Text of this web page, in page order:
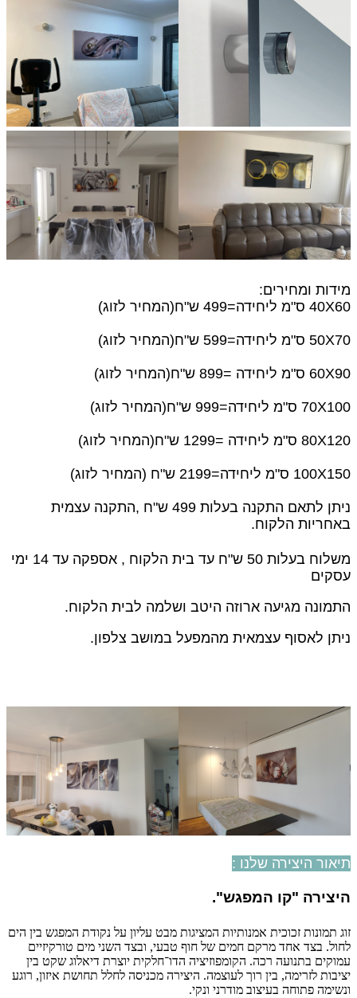
מידות ומחירים:
40X60 ס"מ
ליחידה=499 ש"ח(המחיר לזוג)
50X70 ס"מ ליחידה=599 ש"ח(המחיר לזוג)
60X90 ס"מ ליחידה =899 ש"ח(המחיר לזוג)
70X100 ס"מ ליחידה=999 ש"ח(המחיר לזוג)
80X120 ס"מ ליחידה =1299 ש"ח(המחיר לזוג)
100X150 ס"מ ליחידה=2199 ש"ח (המחיר לזוג)
ניתן לתאם התקנה בעלות 499 ש"ח ,
התקנה עצמית
באחריות הלקוח.
משלוח בעלות 50 ש"ח עד בית הלקוח , אספקה עד 14 ימי
עסקים
התמונה מגיעה ארוזה היטב ושלמה לבית הלקוח.
ניתן לאסוף עצמאית מהמפעל במושב צלפון.
תיאור היצירה שלנו :
היצירה "קו המפגש".
זוג תמונות זכוכית אמנותיות המציגות מבט עליון על נקודת המפגש בין הים
לחול. בצד אחד מרקם חמים של חוף טבעי, ובצד השני מים טורקיזיים
עמוקים בתנועה רכה. הקומפוזיציה הדו־חלקית יוצרת דיאלוג שקט בין
יציבות לזרימה, בין רוך לעוצמה. היצירה מכניסה לחלל תחושת איזון, רוגע
ונשימה פתוחה בעיצוב מודרני ונקי.